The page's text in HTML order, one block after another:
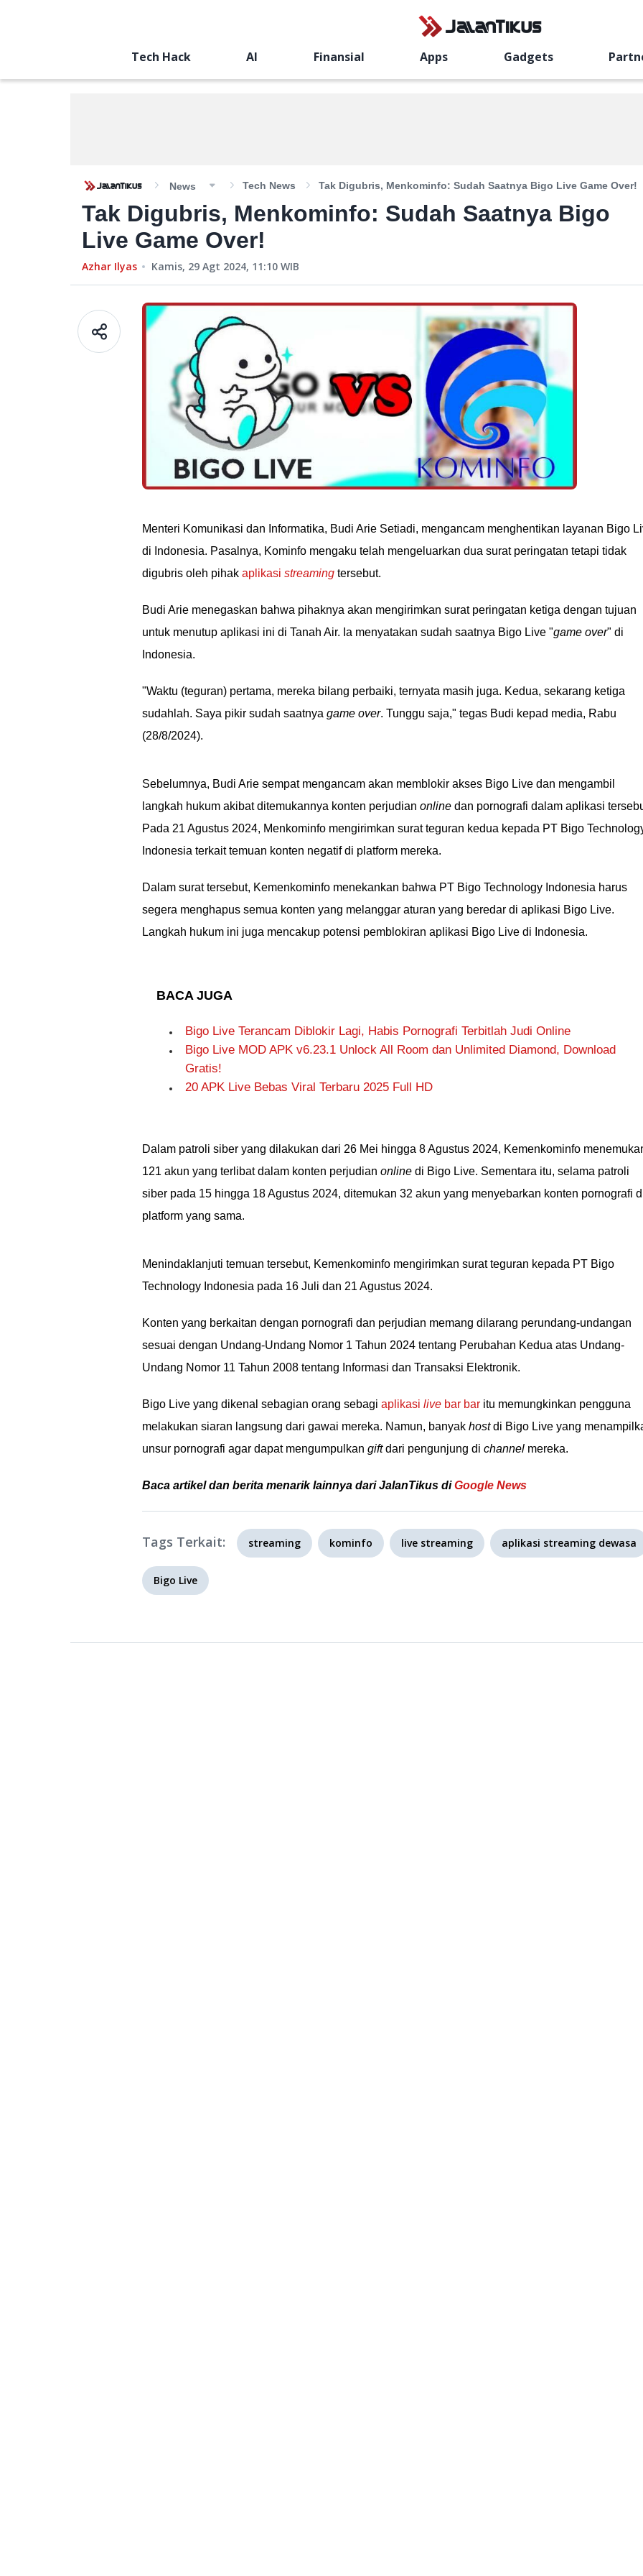
Tech Hack AI Finansial Apps Gadgets
News Tech News Tak Digubris, Menkominfo: Sudah Saatnya Bigo Live Game Over!
Tak Digubris, Menkominfo: Sudah Saatnya Bigo
Live Game Over!
Azhar Ilyas Kamis, 29 Agt 2024, 11:10 WIB
Menteri Komunikasi dan Informatika, Budi Arie Setiadi, mengancam menghentikan layanan Bigo
di Indonesia. Pasalnya, Kominfo mengaku telah mengeluarkan dua surat peringatan tetapi tidak
digubris oleh pihak aplikasi streaming tersebut.
Budi Arie menegaskan bahwa pihaknya akan mengirimkan surat peringatan ketiga dengan tujuan
untuk menutup aplikasi ini di Tanah Air. Ia menyatakan sudah saatnya Bigo Live "game over" di
Indonesia.
"Waktu (teguran) pertama, mereka bilang perbaiki, ternyata masih juga. Kedua, sekarang ketiga
sudahlah. Saya pikir sudah saatnya game over. Tunggu saja," tegas Budi kepad media, Rabu
(28/8/2024).
Sebelumnya, Budi Arie sempat mengancam akan memblokir akses Bigo Live dan mengambil
langkah hukum akibat ditemukannya konten perjudian online dan pornografi dalam aplikasi
Pada 21 Agustus 2024, Menkominfo mengirimkan surat teguran kedua kepada PT Bigo
Indonesia terkait temuan konten negatif di platform mereka.
Dalam surat tersebut, Kemenkominfo menekankan bahwa PT Bigo Technology Indonesia harus
segera menghapus semua konten yang melanggar aturan yang beredar di aplikasi Bigo Live.
Langkah hukum ini juga mencakup potensi pemblokiran aplikasi Bigo Live di Indonesia.
BACA JUGA
Bigo Live Terancam Diblokir Lagi, Habis Pornografi Terbitlah Judi Online
Bigo Live MOD APK v6.23.1 Unlock All Room dan Unlimited Diamond, Download
Gratis!
20 APK Live Bebas Viral Terbaru 2025 Full HD
Dalam patroli siber yang dilakukan dari 26 Mei hingga 8 Agustus 2024, Kemenkominfo
121 akun yang terlibat dalam konten perjudian online di Bigo Live. Sementara itu, selama patroli
siber pada 15 hingga 18 Agustus 2024, ditemukan 32 akun yang menyebarkan konten pornografi
platform yang sama.
Menindaklanjuti temuan tersebut, Kemenkominfo mengirimkan surat teguran kepada PT Bigo
Technology Indonesia pada 16 Juli dan 21 Agustus 2024.
Konten yang berkaitan dengan pornografi dan perjudian memang dilarang perundang-undangan
sesuai dengan Undang-Undang Nomor 1 Tahun 2024 tentang Perubahan Kedua atas Undang-
Undang Nomor 11 Tahun 2008 tentang Informasi dan Transaksi Elektronik.
Bigo Live yang dikenal sebagian orang sebagi aplikasi live bar bar itu memungkinkan pengguna
melakukan siaran langsung dari gawai mereka. Namun, banyak hostdi Bigo Live yang
unsur pornografi agar dapat mengumpulkan giftdari pengunjung di channel mereka.
Baca artikel dan berita menarik lainnya dari JalanTikus diGoogle News
Tags Terkait: streaming kominfo live streaming aplikasi streaming dewasa
Bigo Live